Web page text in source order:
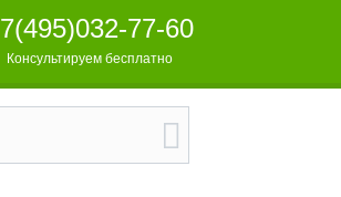
77-60
Консультируем бесплатно